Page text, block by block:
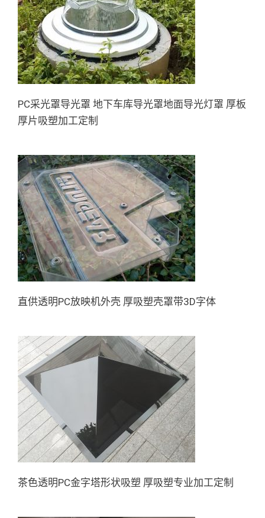
PC采光罩导光罩 地下车库导光
罩地面导光灯罩 厚板厚片吸塑
加工定制
PC采光罩导光罩 地下车库导光罩地面导光灯罩 厚板
厚片吸塑加工定制
直供透明PC放映机外壳 厚吸塑
壳罩带3D字体
直供透明PC放映机外壳 厚吸塑壳罩带3D字体
茶色透明PC金字塔形状吸塑 厚
吸塑专业加工定制
茶色透明PC金字塔形状吸塑 厚吸塑专业加工定制